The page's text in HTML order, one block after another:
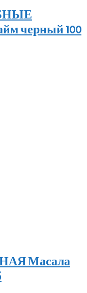
черный 100
Масала